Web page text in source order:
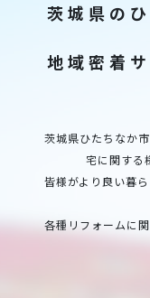
茨城県の
地域密着
茨城県ひたちなか
宅に関する
皆様がより良い暮
各種リフォームに